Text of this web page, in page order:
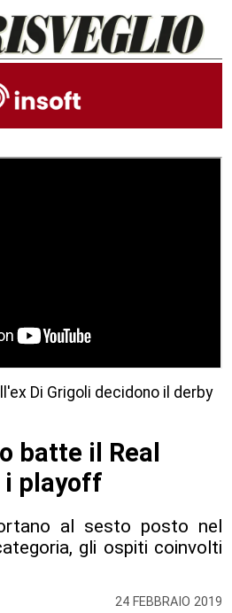
24 FEBBRAIO 2019
Di Grigoli decidono il derby
batte il Real
i playoff
al sesto posto nel
gli ospiti coinvolti